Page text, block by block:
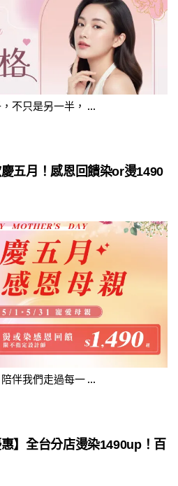
不只是另一半， ...
慶五月！感恩回饋染or燙1490
伴我們走過每一 ...
】全台分店燙染1490up！百